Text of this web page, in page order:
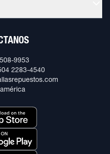
9953
2283-4540